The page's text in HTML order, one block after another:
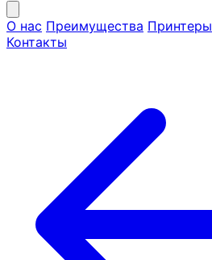
О нас Преимущества Принтеры
Контакты